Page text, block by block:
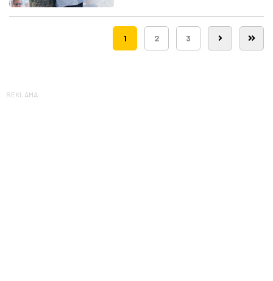
1 2 3
REKLAMA